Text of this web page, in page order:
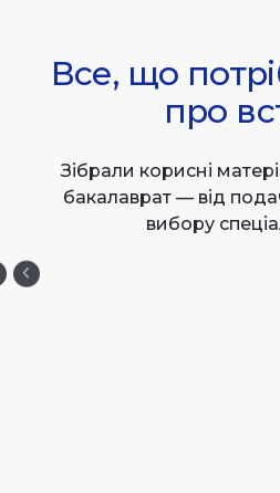
Все, що
про
Зібрали корисні
бакалаврат — від
вибору